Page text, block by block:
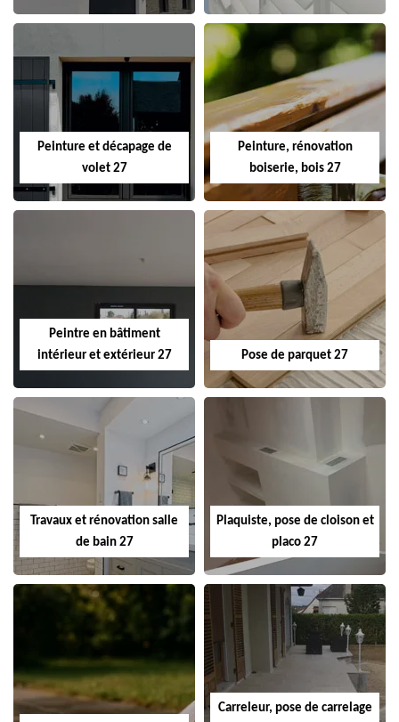
Peinture et décapage de
volet 27
Peinture, rénovation
boiserie, bois 27
Peintre en bâtiment
intérieur et extérieur 27
Pose de parquet 27
Travaux et rénovation salle
de bain 27
Plaquiste, pose de cloison et
placo 27
Carreleur, pose de carrelage